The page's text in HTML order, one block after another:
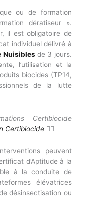
ou de formation
dératiseur ».
il est obligatoire de
individuel délivré à
Nuisiblesde 3 jours.
l’utilisation et la
biocides (TP14,
de la lutte
Certibiocide
Certibiocide 👈🏻
peuvent
d’Aptitude à la
à la conduite de
élévatrices
désinsectisation ou